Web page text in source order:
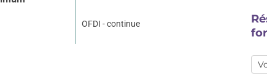
OFDI - continue